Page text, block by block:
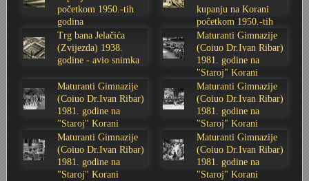
Stoljetna poplava 1939.
Tvornica potkivačkih čavala Mustad-Karlovac
Boksački klub Velebit
Bijelo dugme
Banija - poplava 4. 12. 1966.
Autobusna stanica na Korzu
Auto cross
Mala scena 1987. - Le Cinema
Mala scena Hrvatskog doma
Marina Perazić, Davor Tolja (Denis&Denis) i Edi
Maturanti Gimnazije 1988. godine
Motocross
Zavjet Petra Grgeca - 1998.
Škola plivanja Patkica
Mimohod 23. kolovoza 1995.
Ekonomska škola - ratne godine
Dubravko Halovanić - Ratne godine
Crkva Sv. Doroteje - 1991.
Frizerski salon Gerber (Kopf) - utemeljen 1924.
Gimnazijska i Ekonomska zbornica - Igor Mihelić
INKASATOR
Karlovački fotograf Josip Žunić
Obitelj Klemenčić
početkom 1950.-tih
godina
kupanju na Korani
početkom 1950.-tih
godina
Trg bana Jelačića
(Zvijezda) 1938.
godine - avio snimka
Maturanti Gimnazije
(Coiuo Dr.Ivan Ribar)
1981. godine na
"Staroj" Korani
Maturanti Gimnazije
(Coiuo Dr.Ivan Ribar)
1981. godine na
"Staroj" Korani
Maturanti Gimnazije
(Coiuo Dr.Ivan Ribar)
1981. godine na
"Staroj" Korani
Maturanti Gimnazije
(Coiuo Dr.Ivan Ribar)
1981. godine na
"Staroj" Korani
Maturanti Gimnazije
(Coiuo Dr.Ivan Ribar)
1981. godine na
"Staroj" Korani